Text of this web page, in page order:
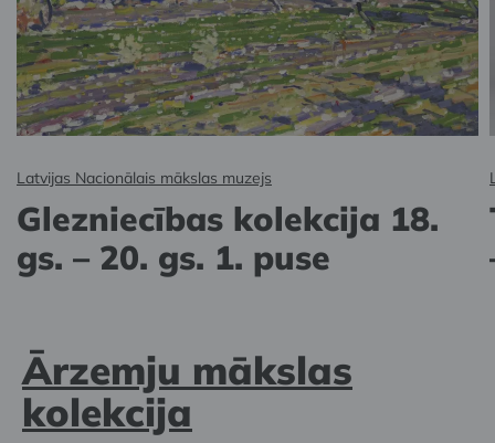
Latvijas Nacionālais mākslas muzejs
Glezniecības kolekcija 18.
gs. – 20. gs. 1. puse
Ārzemju mākslas
kolekcija